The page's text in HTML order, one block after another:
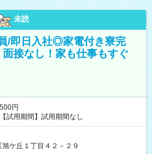
未読
/即日入社◎家電付き寮完
接なし！家も仕事もすぐ
円
入社祝い金4000円 【試用期間】試用期間なし
ケ丘１丁目４２－２９